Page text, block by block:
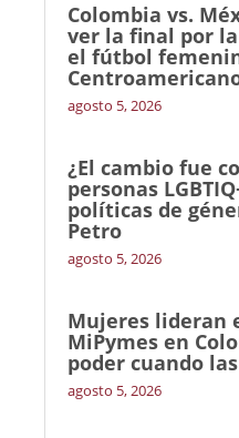
Colombia vs.
ver la final por
el fútbol
agosto 5, 2026
¿El cambio fue
personas
políticas de
Petro
agosto 5, 2026
Mujeres lideran
MiPymes en
poder cuando
agosto 5, 2026